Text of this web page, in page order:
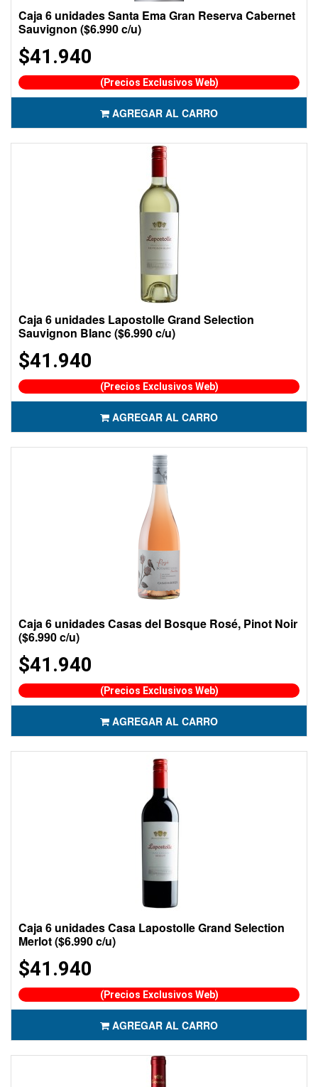
Caja 6 unidades Santa Ema Gran Reserva Cabernet
Sauvignon ($6.990 c/u)
$41.940
(Precios Exclusivos Web)
AGREGAR AL CARRO
Caja 6 unidades Lapostolle Grand Selection
Sauvignon Blanc ($6.990 c/u)
$41.940
(Precios Exclusivos Web)
AGREGAR AL CARRO
Caja 6 unidades Casas del Bosque Rosé, Pinot Noir
($6.990 c/u)
$41.940
(Precios Exclusivos Web)
AGREGAR AL CARRO
Caja 6 unidades Casa Lapostolle Grand Selection
Merlot ($6.990 c/u)
$41.940
(Precios Exclusivos Web)
AGREGAR AL CARRO